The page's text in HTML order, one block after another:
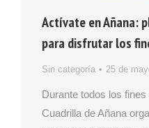
Actívate en Añana:
para disfrutar los
Sin categoría 25 de
Durante todos los
Cuadrilla de Añana